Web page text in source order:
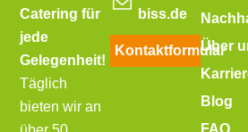
Catering für
jede
Gelegenheit!
Täglich
bieten wir an
biss.de
Kontaktformular
Über
Blog